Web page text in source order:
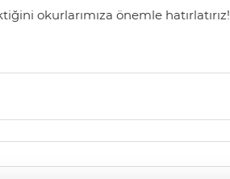
okurlarımıza önemle hatırlatırız!